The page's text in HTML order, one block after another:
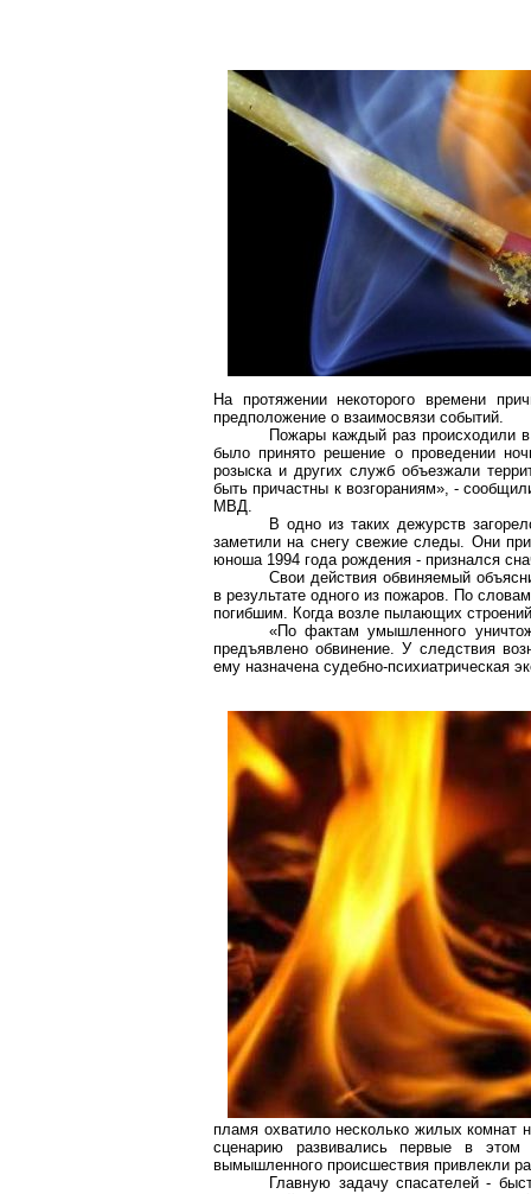
На протяжении некоторого времени
предположение о взаимосвязи событий.
Пожары каждый раз происходили
было принято решение о проведении
розыска и других служб объезжали
быть причастны к возгораниям», -
МВД.
В одно из таких дежурств
заметили на снегу свежие следы. Они
юноша 1994 года рождения - признался
Свои действия обвиняемый
в результате одного из пожаров. По
погибшим. Когда возле пылающих
«По фактам умышленного
предъявлено обвинение. У следствия
ему назначена судебно-психиатрическая
пламя охватило несколько жилых комнат
сценарию развивались первые в
вымышленного происшествия привлекли
Главную задачу спасателей -